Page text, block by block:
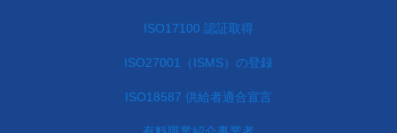
ISO17100 認証取得
ISO27001（ISMS）の登録
ISO18587 供給者適合宣言